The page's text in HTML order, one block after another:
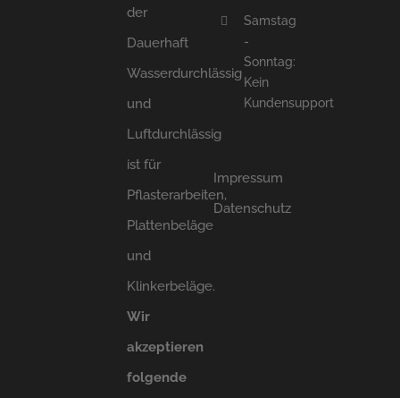
der
Dauerhaft
Wasserdurchlässig
und
Luftdurchlässig
ist für
Pflasterarbeiten,
Plattenbeläge
und
Klinkerbeläge.
Wir
akzeptieren
folgende
Samstag
-
Sonntag:
Kein
Kundensupport
Impressum
Datenschutz